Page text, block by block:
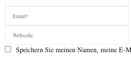
Speichern Sie meinen Namen, meine E-